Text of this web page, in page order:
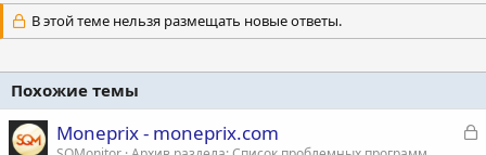
В этой теме нельзя размещать новые ответы.
Похожие темы
З
Moneprix - moneprix.com